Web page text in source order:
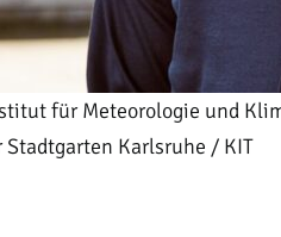
für Meteorologie und
Karlsruhe / KIT